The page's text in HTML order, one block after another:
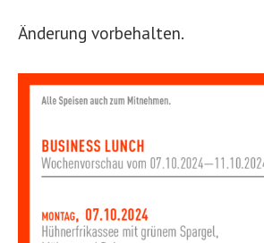
Änderung vorbehalten.